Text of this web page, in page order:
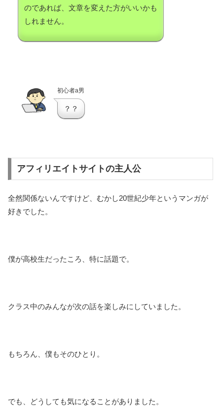
のであれば、文章を変えた方がいいかも
しれません。
初心者a男
？？
アフィリエイトサイトの主人公
全然関係ないんですけど、むかし20世紀少年というマンガが
好きでした。
僕が高校生だったころ、特に話題で。
クラス中のみんなが次の話を楽しみにしていました。
もちろん、僕もそのひとり。
でも、どうしても気になることがありました。